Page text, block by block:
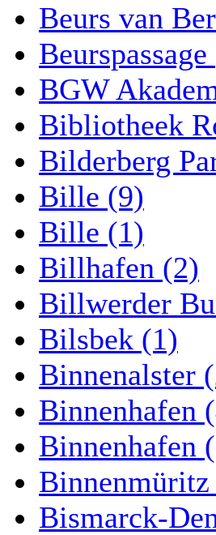
Beurs van
BGW
Bibliotheek
Bilderberg
Bille (9)
Bille (1)
Billhafen (2)
Billwerder
Bilsbek (1)
Binnenalster
Binnenhafen
Binnenhafen
Binnenmüritz
Bismarck-